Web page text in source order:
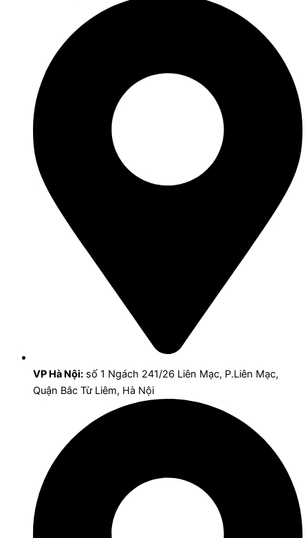
VP Hà Nội: số 1 Ngách 241/26 Liên Mạc, P.Liên Mạc,
Quận Bắc Từ Liêm, Hà Nội